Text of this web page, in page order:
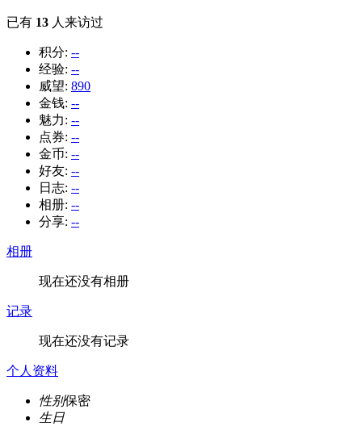
已有 13 人来访过
积分: --
经验: --
威望: 890
金钱: --
魅力: --
点券: --
金币: --
好友: --
日志: --
相册: --
分享: --
相册
现在还没有相册
记录
现在还没有记录
个人资料
性别保密
生日